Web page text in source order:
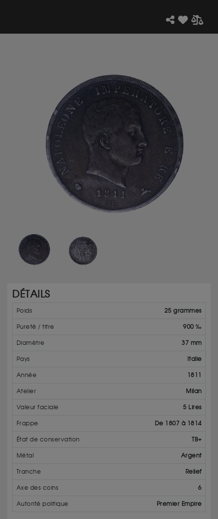
DÉTAILS
Poids 25 grammes
Pureté / titre 900 ‰
Diamètre 37 mm
Pays Italie
Année 1811
Atelier Milan
Valeur faciale 5 Lires
Frappe De 1807 à 1814
État de conservation TB+
Métal Argent
Tranche Relief
Axe des coins 6
Autorité politique Premier Empire